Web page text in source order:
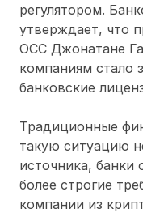
регулятором.
утверждает, что
OCC Джонатане
компаниям стало
банковские
Традиционные
такую ситуацию
источника, банки
более строгие
компании из